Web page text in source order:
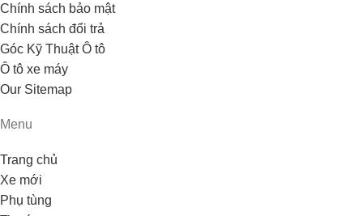
Chính sách bảo mật
Chính sách đổi trả
Góc Kỹ Thuật Ô tô
Ô tô xe máy
Our Sitemap
Menu
Trang chủ
Xe mới
Phụ tùng